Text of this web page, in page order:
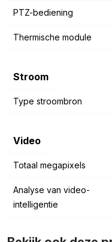
PTZ-bediening
Thermische module
Stroom
Type stroombron
Video
Totaal megapixels
Analyse van video-
intelligentie